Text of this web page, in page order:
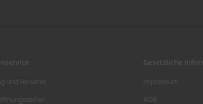
und Versand
Gesetzliche
Impressum
AGB